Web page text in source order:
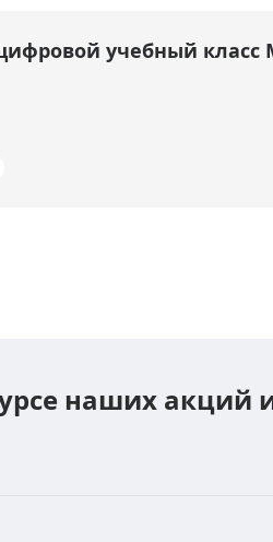
учебный класс
наших акций